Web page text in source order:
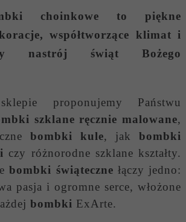
choinkowe to piękne
współtworzące klimat i
nastrój świąt Bożego
proponujemy Państwu
szklane ręcznie malowane,
bombki kule, jak bombki
czy różnorodne szklane kształty.
bombki świąteczne łączy jedno:
pasja i ogromne serce, włożone
bombki ExArte.